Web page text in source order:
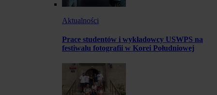
Aktualności
Prace studentów i wykładowcy USWPS na
festiwalu fotografii w Korei Południowej